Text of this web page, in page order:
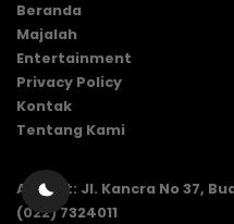
Beranda
Majalah
Entertainment
Privacy Policy
Kontak
Tentang Kami
Alamat: Jl. Kancra No 37,
(022) 7324011